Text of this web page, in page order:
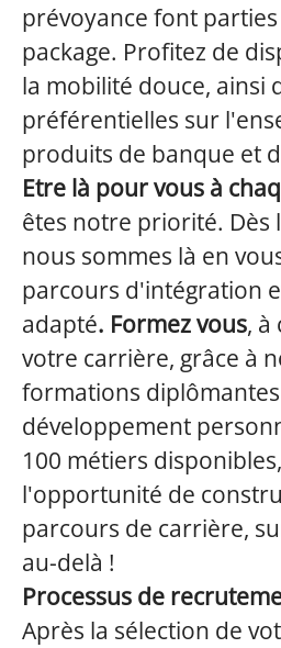
prévoyance font
package. Profitez de
la mobilité douce, ainsi
préférentielles sur
produits de banque et
Etre là pour vous à
êtes notre priorité. Dès
nous sommes là en
parcours d'intégration
adapté. Formez vous, à
votre carrière, grâce à
formations
développement
100 métiers
l'opportunité de
parcours de carrière,
au-delà !
Processus de
Après la sélection de